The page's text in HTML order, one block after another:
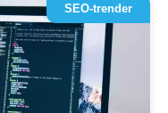
SEO-trender